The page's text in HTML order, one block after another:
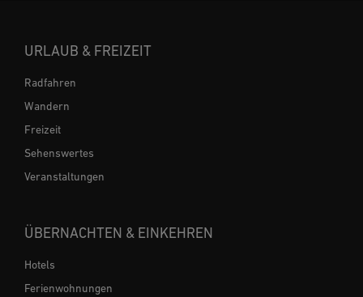
URLAUB & FREIZEIT
Radfahren
Wandern
Freizeit
Sehenswertes
Veranstaltungen
ÜBERNACHTEN & EINKEHREN
Hotels
Ferienwohnungen